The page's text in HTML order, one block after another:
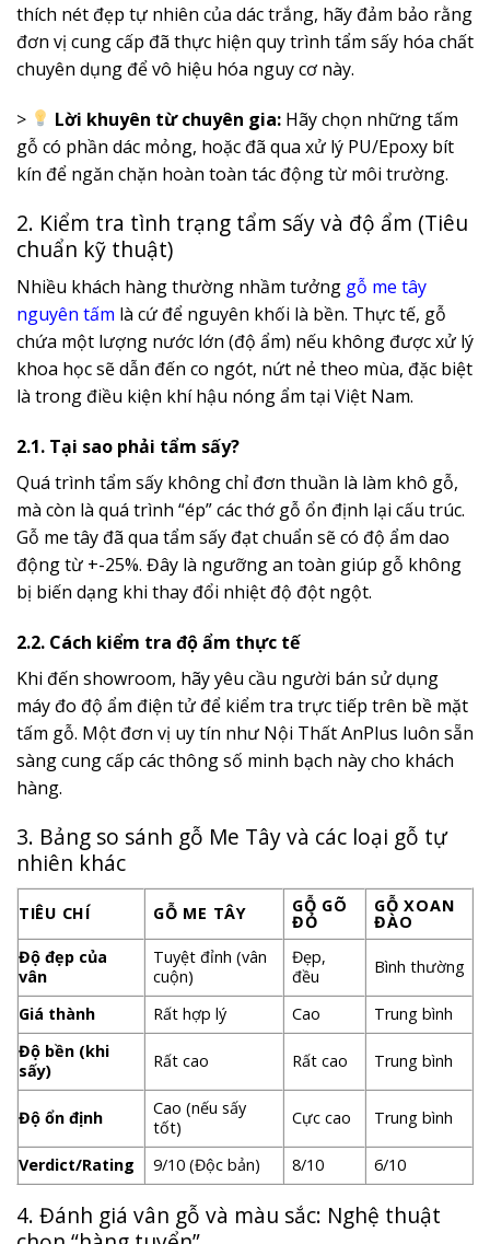
thích nét đẹp tự nhiên của dác trắng, hãy đảm bảo rằng
đơn vị cung cấp đã thực hiện quy trình tẩm sấy hóa chất
chuyên dụng để vô hiệu hóa nguy cơ này.
> Lời khuyên từ chuyên gia: Hãy chọn những tấm
gỗ có phần dác mỏng, hoặc đã qua xử lý PU/Epoxy bít
kín để ngăn chặn hoàn toàn tác động từ môi trường.
2. Kiểm tra tình trạng tẩm sấy và độ ẩm (Tiêu
chuẩn kỹ thuật)
Nhiều khách hàng thường nhầm tưởng gỗ me tây
nguyên tấm là cứ để nguyên khối là bền. Thực tế, gỗ
chứa một lượng nước lớn (độ ẩm) nếu không được xử lý
khoa học sẽ dẫn đến co ngót, nứt nẻ theo mùa, đặc biệt
là trong điều kiện khí hậu nóng ẩm tại Việt Nam.
2.1. Tại sao phải tẩm sấy?
Quá trình tẩm sấy không chỉ đơn thuần là làm khô gỗ,
mà còn là quá trình “ép” các thớ gỗ ổn định lại cấu trúc.
Gỗ me tây đã qua tẩm sấy đạt chuẩn sẽ có độ ẩm dao
động từ +-25%. Đây là ngưỡng an toàn giúp gỗ không
bị biến dạng khi thay đổi nhiệt độ đột ngột.
2.2. Cách kiểm tra độ ẩm thực tế
Khi đến showroom, hãy yêu cầu người bán sử dụng
máy đo độ ẩm điện tử để kiểm tra trực tiếp trên bề mặt
tấm gỗ. Một đơn vị uy tín như Nội Thất AnPlus luôn sẵn
sàng cung cấp các thông số minh bạch này cho khách
hàng.
3. Bảng so sánh gỗ Me Tây và các loại gỗ tự
nhiên khác
TIÊU CHÍ GỖ ME TÂY GỖ GÕ
ĐỎ
GỖ XOAN
ĐÀO
Độ đẹp của
vân
Tuyệt đỉnh (vân
cuộn)
Đẹp,
đều
Bình thường
Giá thành Rất hợp lý Cao
Trung bình
Độ bền (khi
sấy)
Rất cao Rất cao Trung bình
Độ ổn định
Cao (nếu sấy
tốt)
Cực cao Trung bình
Verdict/Rating 9/10 (Độc bản) 8/10 6/10
4. Đánh giá vân gỗ và màu sắc: Nghệ thuật